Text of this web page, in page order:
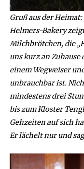
Gruß aus der
Helmers-Bakery
Milchbrötchen, die
uns kurz an Zuhause
einem Wegweiser
unbrauchbar ist.
mindestens drei
bis zum Kloster
Gehzeiten auf sich
Er lächelt nur und